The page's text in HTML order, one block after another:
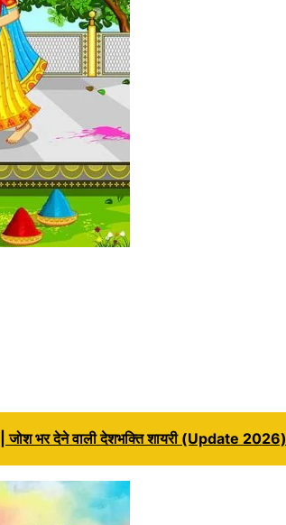
भर देने वाली देशभक्ति शायरी (Update 2026)